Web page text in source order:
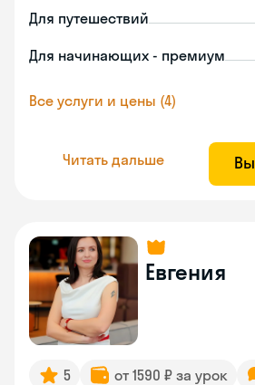
Для путешествий
Для начинающих - премиум
Все услуги и цены (4)
Читать дальше
Евгения
5 от 1590 ₽ за урок